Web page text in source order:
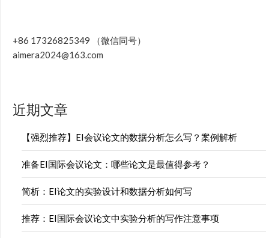
+86 17326825349 （微信同号）
aimera2024@163.com
近期文章
【强烈推荐】EI会议论文的数据分析怎么写？案例解析
准备EI国际会议论文：哪些论文是最值得参考？
简析：EI论文的实验设计和数据分析如何写
推荐：EI国际会议论文中实验分析的写作注意事项